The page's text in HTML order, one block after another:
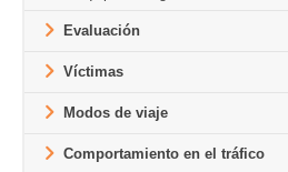
Evaluación
Víctimas
Modos de viaje
Comportamiento en el tráfico